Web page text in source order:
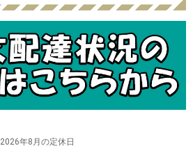
2026年8月の定休日